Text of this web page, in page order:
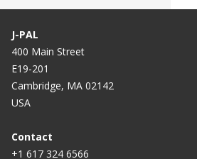
J-PAL
400 Main Street
E19-201
Cambridge, MA 02142
USA
Contact
+1 617 324 6566